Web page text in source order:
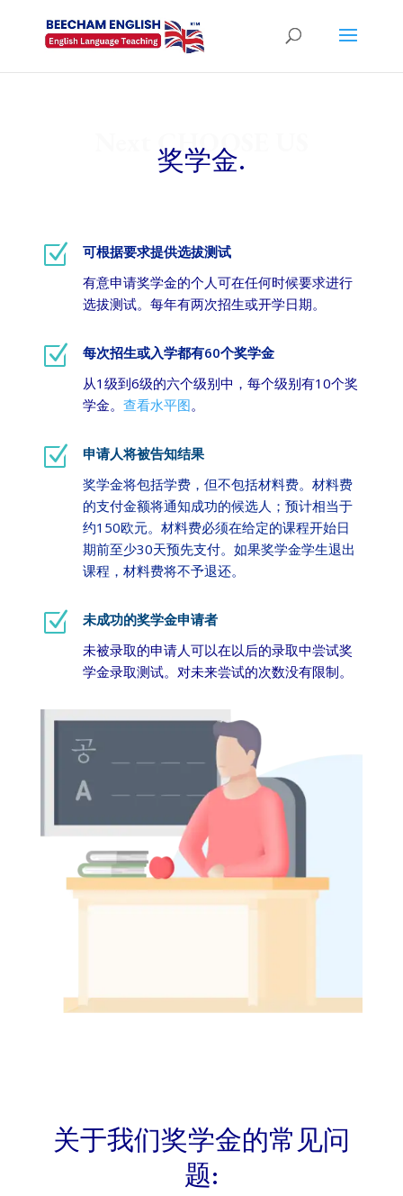
Next CHOOSE US
奖学金.
Z
可根据要求提供选拔测试
有意申请奖学金的个人可在任何时候要求进行
选拔测试。每年有两次招生或开学日期。
Z
每次招生或入学都有60个奖学金
从1级到6级的六个级别中，每个级别有10个奖
学金。 查看水平图。
Z
申请人将被告知结果
奖学金将包括学费，但不包括材料费。材料费
的支付金额将通知成功的候选人；预计相当于
约150欧元。材料费必须在给定的课程开始日
期前至少30天预先支付。如果奖学金学生退出
课程，材料费将不予退还。
Z
未成功的奖学金申请者
未被录取的申请人可以在以后的录取中尝试奖
学金录取测试。对未来尝试的次数没有限制。
关于我们奖学金的常见问
题: